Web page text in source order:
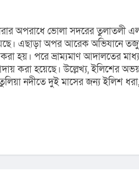
অপরাধে ভোলা সদরের তুলাতলী
এছাড়া অপর আরেক অভিযানে
পরে ভ্রাম্যমাণ আদালতের
করা হয়েছে। উল্লেখ্য, ইলিশের
নদীতে দুই মাসের জন্য ইলিশ